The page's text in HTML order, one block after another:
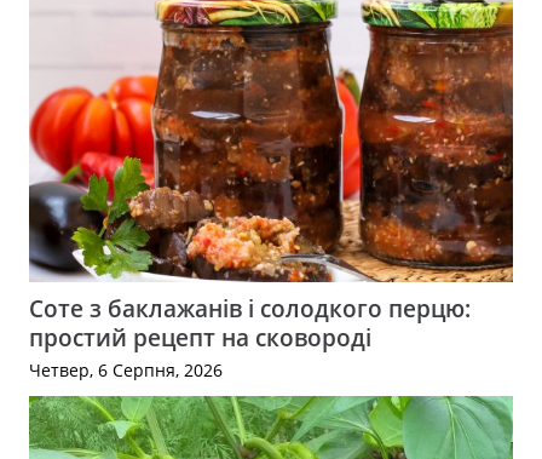
Соте з баклажанів і солодкого перцю:
простий рецепт на сковороді
Четвер, 6 Серпня, 2026